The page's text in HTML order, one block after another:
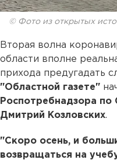
© Фото из открытых
Вторая волна
области вполне
прихода предугадать
"Областной газете"
Роспотребнадзора по
Дмитрий Козловских.
"Скоро осень, и
возвращаться на